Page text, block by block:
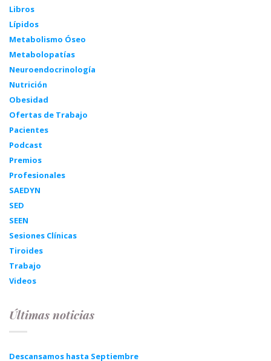
Libros
Lípidos
Metabolismo Óseo
Metabolopatías
Neuroendocrinología
Nutrición
Obesidad
Ofertas de Trabajo
Pacientes
Podcast
Premios
Profesionales
SAEDYN
SED
SEEN
Sesiones Clínicas
Tiroides
Trabajo
Videos
Últimas noticias
Descansamos hasta Septiembre